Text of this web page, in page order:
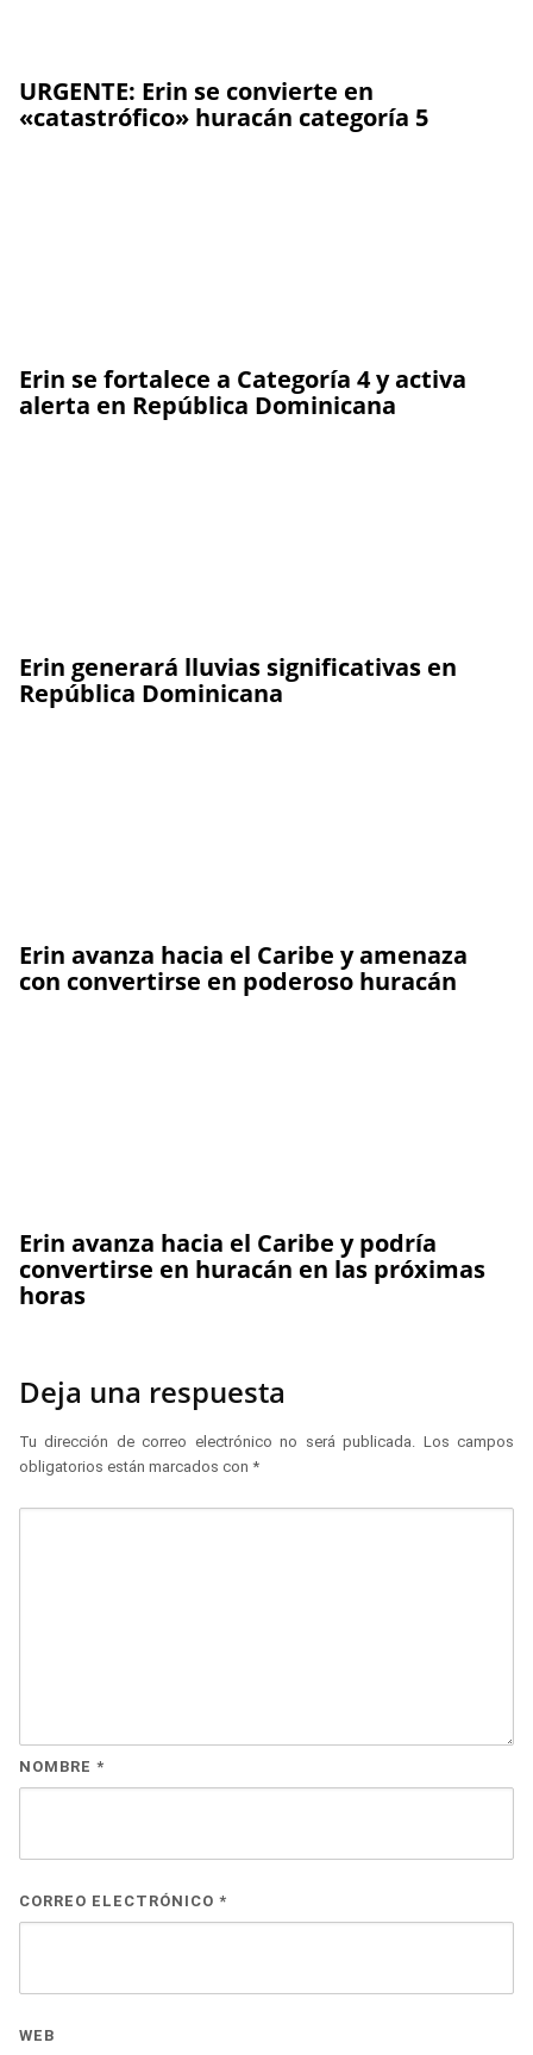
URGENTE: Erin se convierte en
«catastrófico» huracán categoría 5
Erin se fortalece a Categoría 4 y activa
alerta en República Dominicana
Erin generará lluvias significativas en
República Dominicana
Erin avanza hacia el Caribe y amenaza
con convertirse en poderoso huracán
Erin avanza hacia el Caribe y podría
convertirse en huracán en las próximas
horas
Deja una respuesta
Tu dirección de correo electrónico no será publicada.
Los campos
obligatorios están marcados con *
NOMBRE *
CORREO ELECTRÓNICO *
WEB